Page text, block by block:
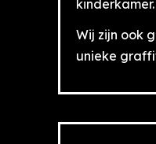
Wij zijn ook
unieke